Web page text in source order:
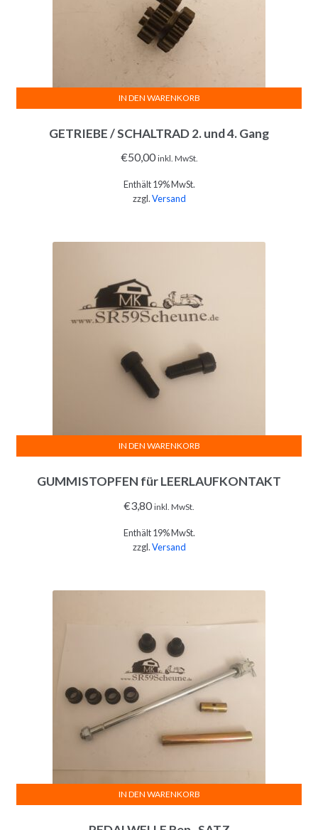
GETRIEBE / SCHALTRAD 2. und 4. Gang
€50,00 inkl. MwSt.
Enthält 19% MwSt.
zzgl.Versand
IN DEN WARENKORB
GUMMISTOPFEN für LEERLAUFKONTAKT
€3,80 inkl. MwSt.
Enthält 19% MwSt.
zzgl.Versand
IN DEN WARENKORB
IN DEN WARENKORB